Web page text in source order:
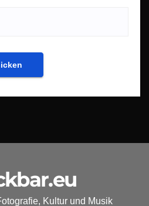
Kultur und Musik